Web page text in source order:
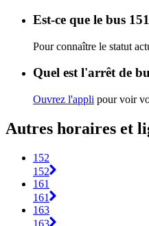
Est-ce que le bus
Pour connaître le statut
Quel est l'arrêt de
Ouvrez l'appli pour voir
Autres horaires et
152
152
161
161
163
163